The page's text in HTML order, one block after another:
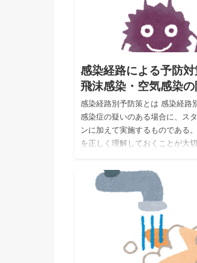
感染経路による予防対
飛沫感染・空気感染の
感染経路別予防策とは 感染経路
感染症の疑いのある場合に、ス
ンに加えて実施するものである
を正しく理解しておくことが大